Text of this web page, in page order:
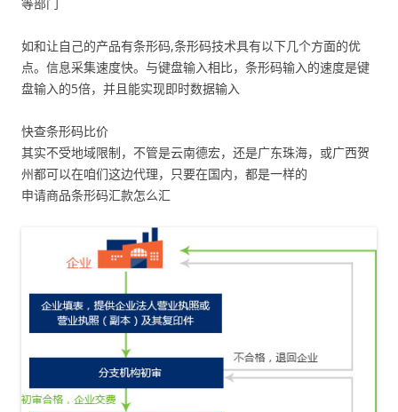
如和让自己的产品有条形码,条形码技术具有以下几个方面的优
点。信息采集速度快。与键盘输入相比，条形码输入的速度是键
盘输入的5倍，并且能实现即时数据输入
快查条形码比价
其实不受地域限制，不管是云南德宏，还是广东珠海，或广西贺
州都可以在咱们这边代理，只要在国内，都是一样的
申请商品条形码汇款怎么汇